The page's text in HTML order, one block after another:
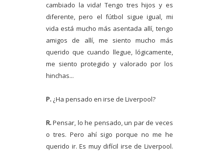
cambiado la vida! Tengo tres hijos y es
diferente, pero el fútbol sigue igual, mi
vida está mucho más asentada allí, tengo
amigos de allí, me siento mucho más
querido que cuando llegue, lógicamente,
me siento protegido y valorado por los
hinchas...
P. ¿Ha pensado en irse de Liverpool?
R.Pensar, lo he pensado, un par de veces
o tres. Pero ahí sigo porque no me he
querido ir. Es muy difícil irse de Liverpool.